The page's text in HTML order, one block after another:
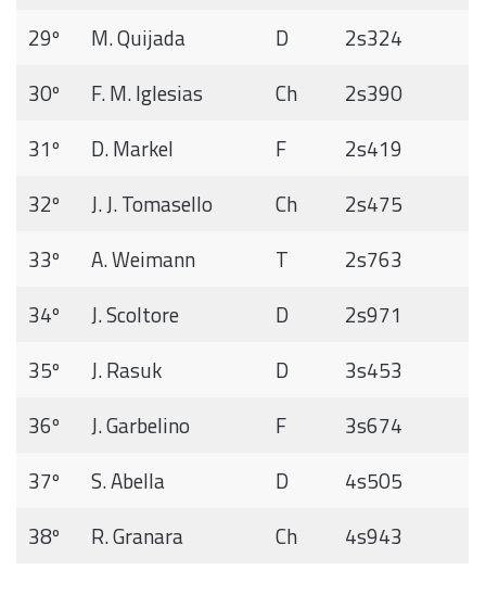
29º
M. Quijada D
2s324
30º
F. M. Iglesias Ch
2s390
31º
D. Markel F
2s419
32º
J. J. Tomasello Ch
2s475
33º
A. Weimann T
2s763
34º
J. Scoltore D
2s971
35º
J. Rasuk D
3s453
36º
J. Garbelino F
3s674
37º
S. Abella D
4s505
38º
R. Granara Ch 4s943